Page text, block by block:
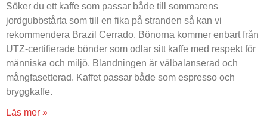
Söker du ett kaffe som passar både till sommarens
jordgubbstårta som till en fika på stranden så kan vi
rekommendera Brazil Cerrado. Bönorna kommer enbart från
UTZ-certifierade bönder som odlar sitt kaffe med respekt för
människa och miljö. Blandningen är välbalanserad och
mångfasetterad. Kaffet passar både som espresso och
bryggkaffe.
Läs mer »